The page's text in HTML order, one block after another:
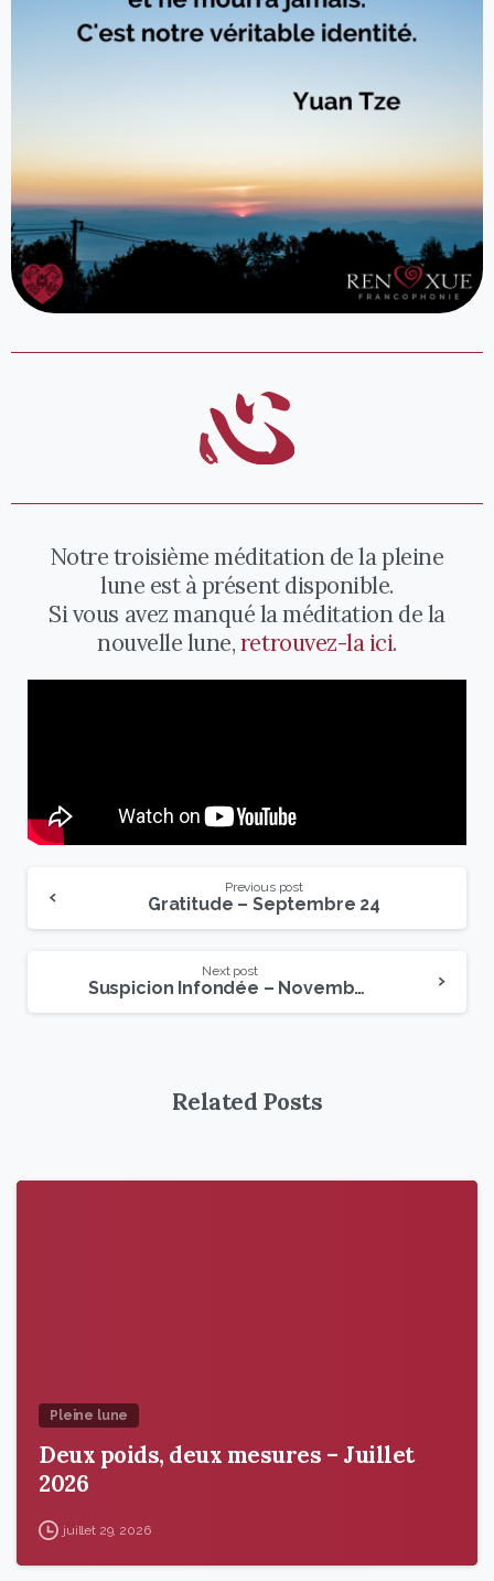
Notre troisième méditation de la pleine
lune est à présent disponible.
Si vous avez manqué la méditation de la
nouvelle lune,retrouvez-la ici.
Previous post
Gratitude – Septembre 24
Next post
Suspicion Infondée – Novembre 24
Related Posts
Pleine lune
Deux poids, deux mesures – Juillet
2026
juillet 29, 2026